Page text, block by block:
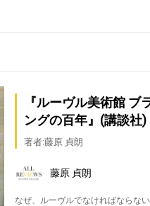
『ルーヴル美術館 ブ
ングの百年』(講談社)
著者:藤原 貞朗
藤原 貞朗
なぜ、ルーヴルでなければならな